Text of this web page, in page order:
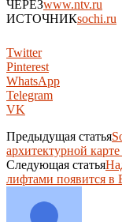
ЧЕРЕЗwww.ntv.ru
ИСТОЧНИКsochi.ru
Twitter
Pinterest
WhatsApp
Telegram
VK
Предыдущая статья
архитектурной карте
Следующая статья
лифтами появится в